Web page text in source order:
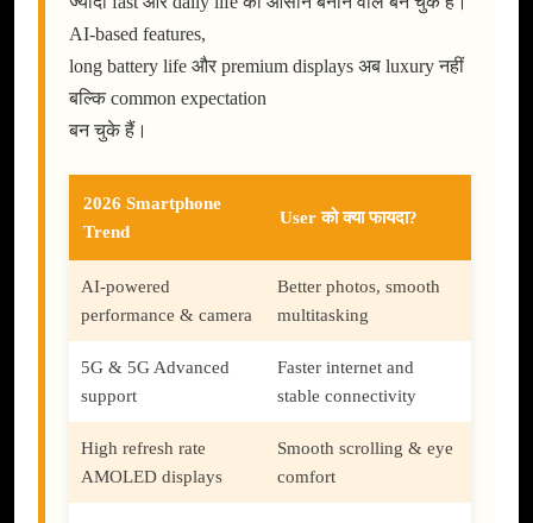
AI-based features,
long battery life और premium displays अब luxury नहीं
बल्कि common expectation
बन चुके हैं।
2026 Smartphone
Trend
User को क्या फायदा?
AI-powered
performance & camera
Better photos, smooth
multitasking
5G & 5G Advanced
support
Faster internet and
stable connectivity
High refresh rate
AMOLED displays
Smooth scrolling & eye
comfort